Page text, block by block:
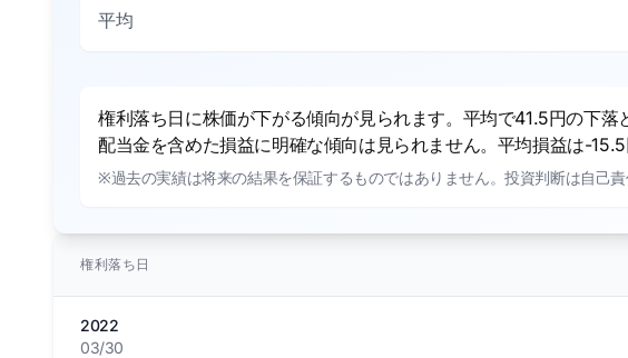
平均
権利落ち日に株価が下がる傾向が見られます。平均で41.5円の下落
配当金を含めた損益に明確な傾向は見られません。平均損益は-15.5
※過去の実績は将来の結果を保証するものではありません。投資判断は自己責
権利落ち日
2022
03/30